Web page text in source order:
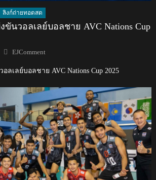
ลิงก์ถ่ายทอดสด
นวอลเลย์บอลชาย AVC Nations Cup
Author
EJComment
เลย์บอลชาย AVC Nations Cup 2025